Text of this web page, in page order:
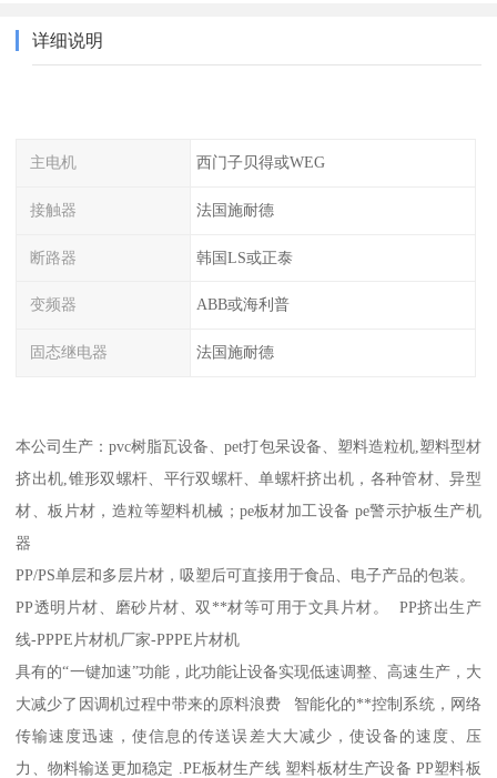
详细说明
主电机 西门子贝得或WEG
接触器 法国施耐德
断路器 韩国LS或正泰
变频器 ABB或海利普
固态继电器 法国施耐德
本公司生产：pvc树脂瓦设备、pet打包呆设备、塑料造粒机,塑料型材
挤出机,锥形双螺杆、平行双螺杆、单螺杆挤出机，各种管材、异型
材、板片材，造粒等塑料机械；pe板材加工设备 pe警示护板生产机
器
PP/PS单层和多层片材，吸塑后可直接用于食品、电子产品的包装。
PP透明片材、磨砂片材、双**材等可用于文具片材。 PP挤出生产
线-PPPE片材机厂家-PPPE片材机
具有的“一键加速”功能，此功能让设备实现低速调整、高速生产，大
大减少了因调机过程中带来的原料浪费 智能化的**控制系统，网络
传输速度迅速，使信息的传送误差大大减少，使设备的速度、压
力、物料输送更加稳定 .PE板材生产线 塑料板材生产设备 PP塑料板